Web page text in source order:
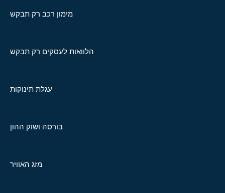
מימון רכב רק תבקש
הלוואות לעסקים רק תבקש
עגלת תינוקות
בורסה ושוק ההון
מזג האוויר